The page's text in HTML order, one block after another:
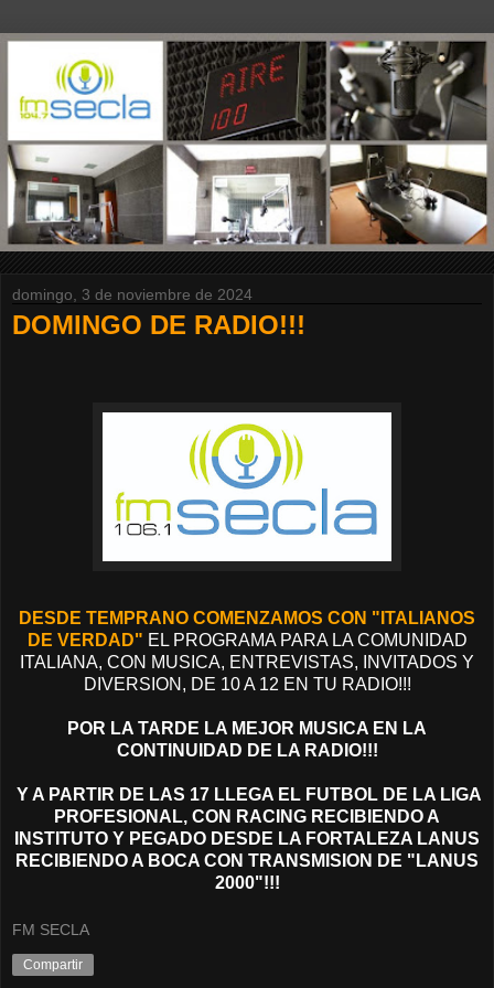
domingo, 3 de noviembre de 2024
DOMINGO DE RADIO!!!
DESDE TEMPRANO COMENZAMOS CON "ITALIANOS
DE VERDAD" EL PROGRAMA PARA LA COMUNIDAD
ITALIANA, CON MUSICA, ENTREVISTAS, INVITADOS Y
DIVERSION, DE 10 A 12 EN TU RADIO!!!
POR LA TARDE LA MEJOR MUSICA EN LA
CONTINUIDAD DE LA RADIO!!!
Y A PARTIR DE LAS 17 LLEGA EL FUTBOL DE LA LIGA
PROFESIONAL, CON RACING RECIBIENDO A
INSTITUTO Y PEGADO DESDE LA FORTALEZA LANUS
RECIBIENDO A BOCA CON TRANSMISION DE "LANUS
2000"!!!
FM SECLA
Compartir